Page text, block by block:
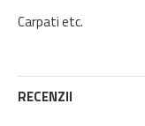
Carpati etc.
RECENZII